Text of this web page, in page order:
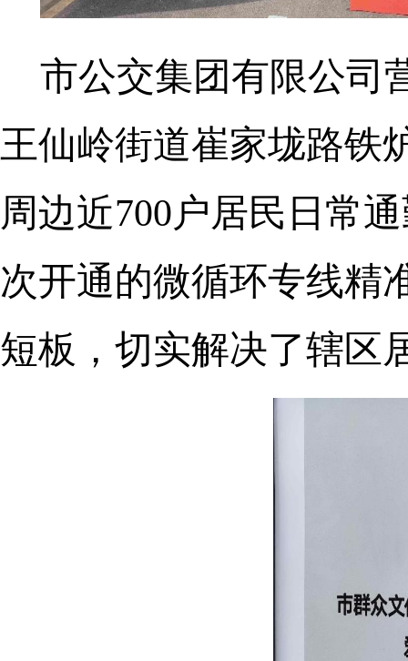
市公交集团有限公司
王仙岭街道崔家垅路铁
周边近700户居民日常
次开通的微循环专线精
短板，切实解决了辖区